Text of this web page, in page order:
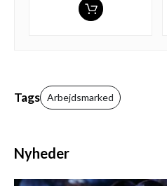
Tags Arbejdsmarked
Nyheder